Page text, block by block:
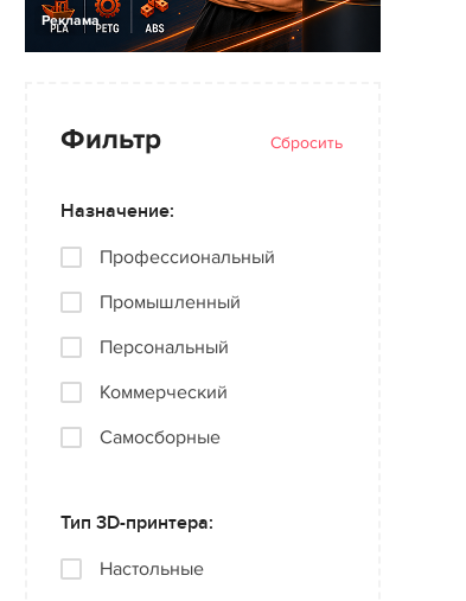
Реклама
Фильтр Сбросить
Назначение:
Профессиональный
Промышленный
Персональный
Коммерческий
Самосборные
Тип 3D-принтера:
Настольные